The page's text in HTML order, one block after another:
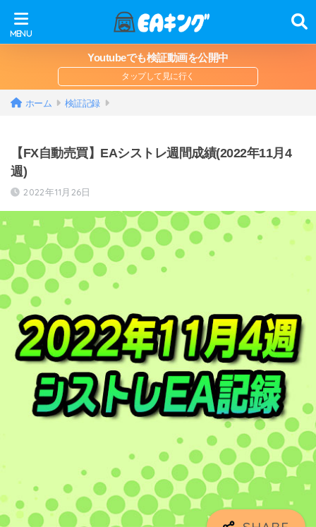
Youtubeでも検証動画を公開中
ホーム 検証記録
【FX自動売買】EAシストレ週間成績(2022年11月4
週)
2022年11月26日